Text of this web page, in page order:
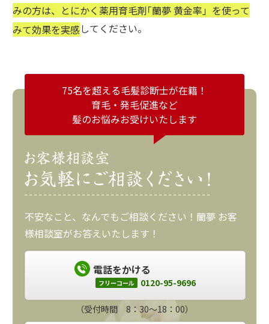
みの方は、とにかく薬用育毛剤｢蘭夢 黄金率」を使って
みて効果を実感してください。
75名を超える毛髪診断士が在籍！
育毛・発毛促進など
髪のお悩みお受けいたします
不安なこと、なんでもご相談ください！蘭夢 お客
様相談室がお答えいたします！
電話をかける
フリーコール 0120-95-9696
（受付時間 8：30～18：00）